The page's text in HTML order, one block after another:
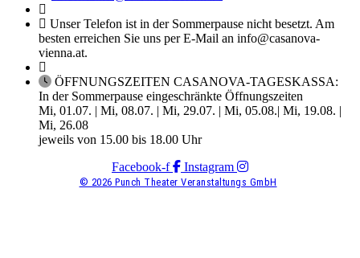
Unser Telefon ist in der Sommerpause nicht besetzt. Am
besten erreichen Sie uns per E-Mail an info@casanova-
vienna.at.
ÖFFNUNGSZEITEN CASANOVA-TAGESKASSA:
In der Sommerpause eingeschränkte Öffnungszeiten
Mi, 01.07. | Mi, 08.07. | Mi, 29.07. | Mi, 05.08.| Mi, 19.08. |
Mi, 26.08
jeweils von 15.00 bis 18.00 Uhr
Facebook-f
Instagram
© 2026 Punch Theater Veranstaltungs GmbH